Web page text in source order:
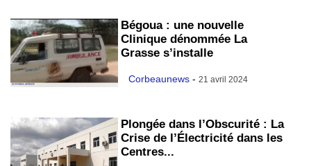
Bégoua : une nouvelle
Clinique dénommée La
Grasse s’installe
Corbeaunews - 21 avril 2024
Plongée dans l’Obscurité : La
Crise de l’Électricité dans les
Centres...